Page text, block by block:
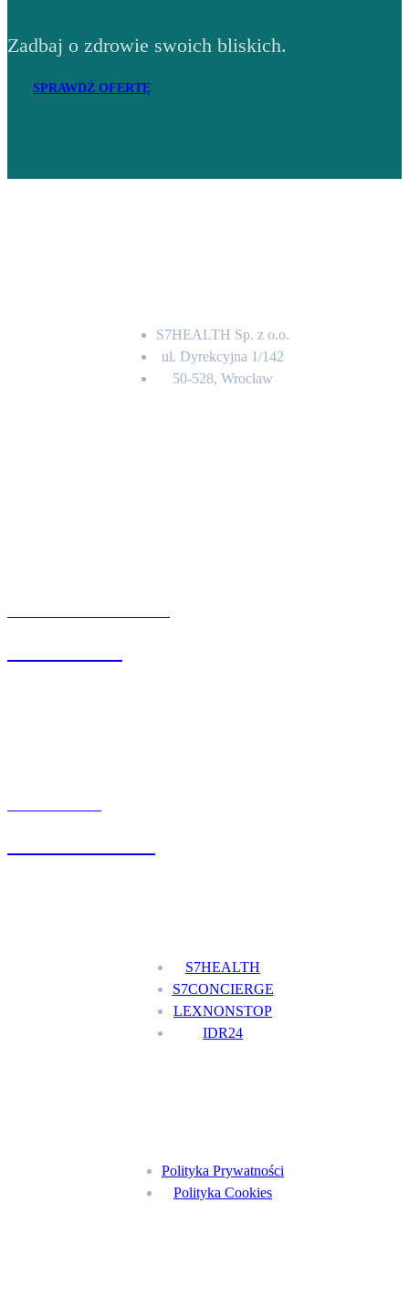
Zadbaj o zdrowie swoich bliskich.
SPRAWDŹ OFERTĘ
S7HEALTH Sp. z o.o.
ul. Dyrekcyjna 1/142
50-528, Wrocław
S7HEALTH
S7CONCIERGE
LEXNONSTOP
IDR24
Polityka Prywatności
Polityka Cookies